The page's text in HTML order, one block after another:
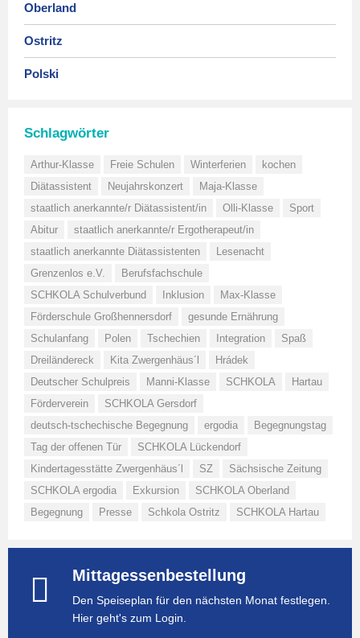
Oberland
Ostritz
Polski
Schlagwörter
Arthur-Klasse Freie Schulen Winterferien
kochen
Diätassistent
Neujahrskonzert
Maja-Klasse
staatlich anerkannte/r Diätassistent/in
Olli-Klasse
Sport
Abitur
staatlich anerkannte/r Ergotherapeut/in
staatlich anerkannte Diätassistenten
Lesenacht
Grenzenlos e.V.
Berufsfachschule
SCHKOLA Schulverbund
Inklusion
Max-Klasse
Förderschule Großhennersdorf
gesunde Ernährung
Schulanfang
Polen Tschechien Integration
Spaß
Dreiländereck
Kita Zwergenhäus´l
Hrádek
Deutscher Schulpreis
Manni-Klasse SCHKOLA
Hartau
Förderverein
SCHKOLA Gersdorf
deutsch-tschechische Begegnung
ergodia
Begegnungstag
Tag der offenen Tür
SCHKOLA Lückendorf
Kindertagesstätte Zwergenhäus´l
SZ
Sächsische Zeitung
SCHKOLA ergodia
Exkursion
SCHKOLA Oberland
Begegnung
Presse Schkola Ostritz SCHKOLA Hartau
Mittagessenbestellung
Den Speiseplan für den nächsten Monat festlegen.
Hier geht's zum Login.